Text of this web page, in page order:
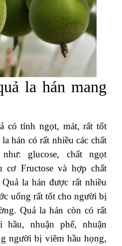
la hán mang
có tính ngọt, mát, rất tốt
hán có rất nhiều các chất
glucose, chất ngọt
cơ Fructose và hợp chất
la hán được rất nhiều
uống rất tốt cho người bị
Quả la hán còn có rất
nhuận phế, nhuận
người bị viêm hầu họng,